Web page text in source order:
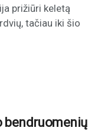
prižiūri keletą
tačiau iki šio
bendruomenių